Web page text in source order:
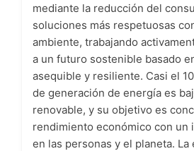
mediante la reducción del
soluciones más respetuosas
ambiente, trabajando
a un futuro sostenible basado
asequible y resiliente. Casi el
de generación de energía es
renovable, y su objetivo es
rendimiento económico con un
en las personas y el planeta.